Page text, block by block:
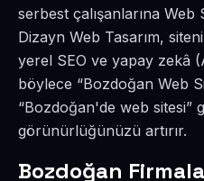
serbest çalışanlarına Web
Dizayn Web Tasarım,
yerel SEO ve yapay zekâ
böylece “Bozdoğan Web
“Bozdoğan'de web sitesi”
görünürlüğünüzü artırır.
Bozdoğan